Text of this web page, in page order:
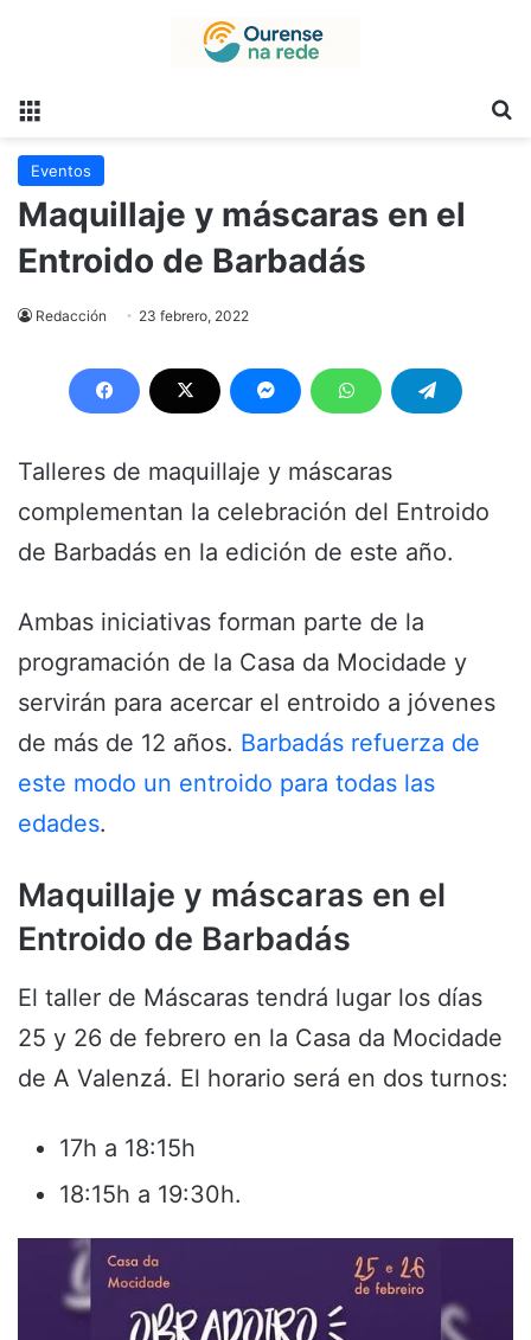
Eventos
Maquillaje y máscaras en el
Entroido de Barbadás
Redacción 23 febrero, 2022
Talleres de maquillaje y máscaras
complementan la celebración del Entroido
de Barbadás en la edición de este año.
Ambas iniciativas forman parte de la
programación de la Casa da Mocidade y
servirán para acercar el entroido a jóvenes
de más de 12 años. Barbadás refuerza de
este modo un entroido para todas las
edades.
Maquillaje y máscaras en el
Entroido de Barbadás
El taller de Máscaras tendrá lugar los días
25 y 26 de febrero en la Casa da Mocidade
de A Valenzá. El horario será en dos turnos:
17h a 18:15h
18:15h a 19:30h.